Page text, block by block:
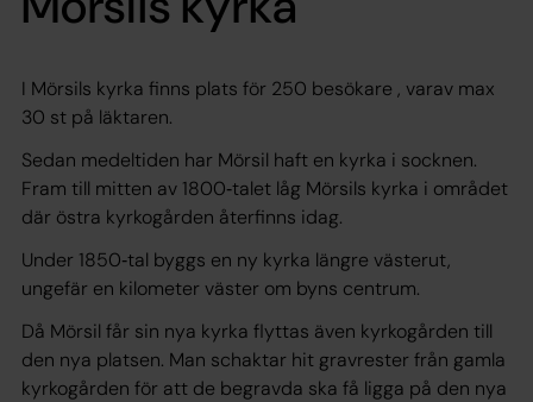
I Mörsils kyrka finns plats för 250 besökare , varav max
30 st på läktaren.
Sedan medeltiden har Mörsil haft en kyrka i socknen.
Fram till mitten av 1800‐talet låg Mörsils kyrka i området
där östra kyrkogården återfinns idag.
Under 1850‐tal byggs en ny kyrka längre västerut,
ungefär en kilometer väster om byns centrum.
Då Mörsil får sin nya kyrka flyttas även kyrkogården till
den nya platsen. Man schaktar hit gravrester från gamla
kyrkogården för att de begravda ska få ligga på den nya